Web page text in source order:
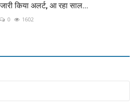
किया अलर्ट, आ रहा साल...
0 1602